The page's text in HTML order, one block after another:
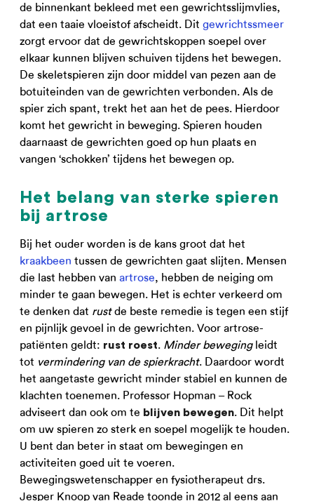
de binnenkant bekleed met een gewrichtsslijmvlies,
dat een taaie vloeistof afscheidt. Dit gewrichtssmeer
zorgt ervoor dat de gewrichtskoppen soepel over
elkaar kunnen blijven schuiven tijdens het bewegen.
De skeletspieren zijn door middel van pezen aan de
botuiteinden van de gewrichten verbonden. Als de
spier zich spant, trekt het aan het de pees. Hierdoor
komt het gewricht in beweging. Spieren houden
daarnaast de gewrichten goed op hun plaats en
vangen ‘schokken’ tijdens het bewegen op.
Het belang van sterke spieren
bij artrose
Bij het ouder worden is de kans groot dat het
kraakbeen tussen de gewrichten gaat slijten. Mensen
die last hebben van artrose, hebben de neiging om
minder te gaan bewegen. Het is echter verkeerd om
te denken dat rustde beste remedie is tegen een stijf
en pijnlijk gevoel in de gewrichten. Voor artrose-
patiënten geldt: rust roest. Minder bewegingleidt
tot vermindering van de spierkracht. Daardoor wordt
het aangetaste gewricht minder stabiel en kunnen de
klachten toenemen. Professor Hopman – Rock
adviseert dan ook om te blijven bewegen. Dit helpt
om uw spieren zo sterk en soepel mogelijk te houden.
U bent dan beter in staat om bewegingen en
activiteiten goed uit te voeren.
Bewegingswetenschapper en fysiotherapeut drs.
Jesper Knoop van Reade toonde in 2012 al eens aan